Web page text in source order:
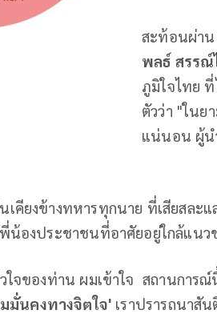
สะท้อนผ่าน
พลธ์ สรรณ์
ภูมิใจไทย
ตัวว่า "ในย
แน่นอน ผู้น
เคียงข้างทหารทุกนาย ที่เสียสล
พี่น้องประชาชนที่อาศัยอยู่ใกล้แนว
ใจของท่าน ผมเข้าใจ สถานการ
มั่นคงทางจิตใจ' เราปรารถนาสั